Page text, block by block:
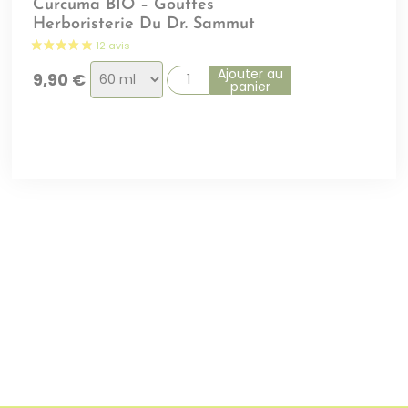
Curcuma BIO – Gouttes
Herboristerie Du Dr. Sammut
9,90 € Choix
de
Ajouter au
panier